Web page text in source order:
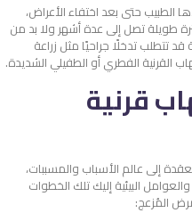
الطبيب حتى بعد اختفاء الأعراض،
طويلة تصل إلى عدة أشهر ولا بد من
قد تتطلب تدخلًا جراحيًا مثل زراعة
القرنية الفطري أو الطفيلي الشديدة.
قرنية
إلى عالم الأسباب والمسببات،
البيئية إليك تلك الخطوات
المُزعج: